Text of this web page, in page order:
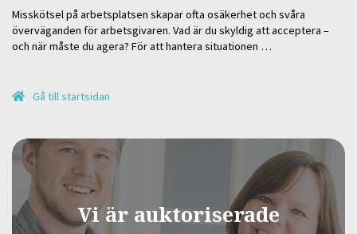
Misskötsel på arbetsplatsen skapar ofta osäkerhet och svåra
överväganden för arbetsgivaren. Vad är du skyldig att acceptera –
och när måste du agera? För att hantera situationen …
Gå till startsidan
Vi är auktoriserade